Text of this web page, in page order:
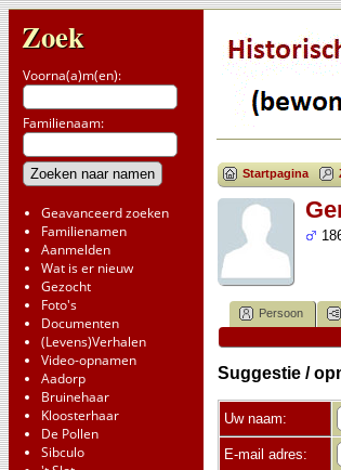
Zoek
Voorna(a)m(en):
Familienaam:
Geavanceerd zoeken
Familienamen
Aanmelden
Wat is er nieuw
Gezocht
Foto's
Documenten
(Levens)Verhalen
Video-opnamen
Aadorp
Bruinehaar
Kloosterhaar
De Pollen
Sibculo
Startpagina
Persoon
Suggestie /
Uw naam:
E-mail adres: